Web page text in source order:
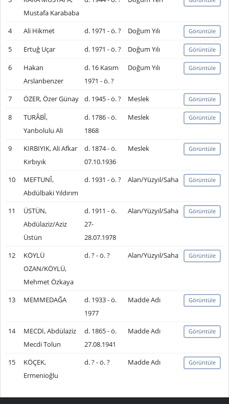
Mustafa Karababa
4 Ali Hikmet d. 1971 - ö. ? Doğum Yılı Görüntüle
5 Ertuğ Uçar d. 1971 - ö. ? Doğum Yılı Görüntüle
6
Hakan
Arslanbenzer
d. 16 Kasım
1971 - ö. ?
Doğum Yılı Görüntüle
7 ÖZER, Özer Günay d. 1945 - ö. ? Meslek Görüntüle
8
TURÂBÎ,
Yanbolulu Ali
d. 1786 - ö.
1868
Meslek Görüntüle
9
KIRBIYIK, Ali Afkar
Kırbıyık
d. 1874 - ö.
07.10.1936
Meslek Görüntüle
10
MEFTUNÎ,
Abdülbaki Yıldırım
d. 1931 - ö. ? Alan/Yüzyıl/Saha Görüntüle
11
ÜSTÜN,
Abdülaziz/Aziz
Üstün
d. 1911 - ö.
27-
28.07.1978
Alan/Yüzyıl/Saha Görüntüle
12
KÖYLÜ
OZAN/KÖYLÜ,
Mehmet Özkaya
d. ? - ö. ? Alan/Yüzyıl/Saha Görüntüle
13 MEMMEDAĞA
d. 1933 - ö.
1977
Madde Adı Görüntüle
14
MECDİ, Abdülaziz
Mecdi Tolun
d. 1865 - ö.
27.08.1941
Madde Adı Görüntüle
15
KÖÇEK,
Ermenioğlu
d. ? - ö. ? Madde Adı Görüntüle